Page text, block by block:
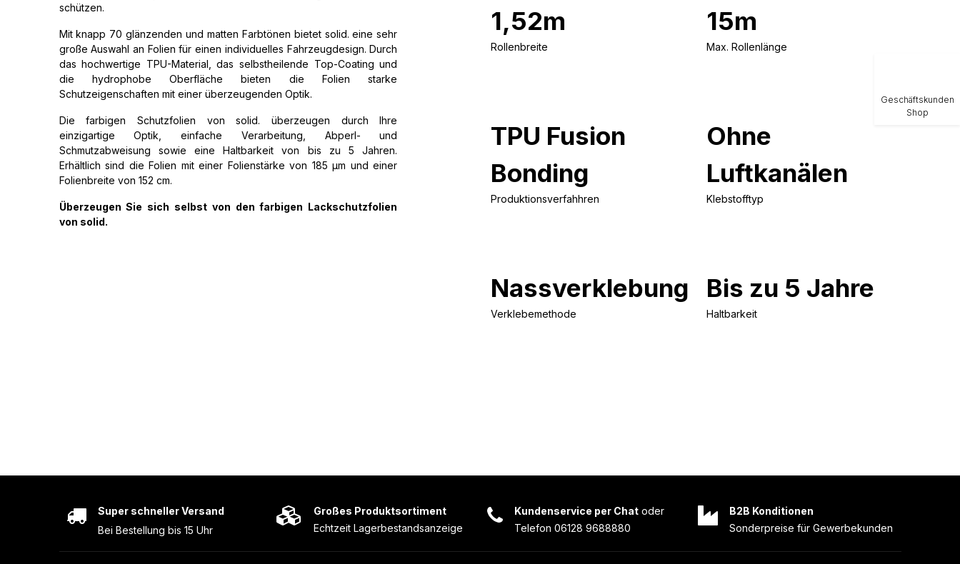
schützen.
Mit knapp 70 glänzenden und matten Farbtönen bietet solid. eine sehr
große Auswahl an Folien für einen individuelles Fahrzeugdesign. Durch
das hochwertige TPU-Material, das selbstheilende Top-Coating und
die hydrophobe Oberfläche bieten die Folien starke
Schutzeigenschaften mit einer überzeugenden Optik.
Die farbigen Schutzfolien von solid. überzeugen durch Ihre
einzigartige Optik, einfache Verarbeitung, Abperl- und
Schmutzabweisung sowie eine Haltbarkeit von bis zu 5 Jahren.
Erhältlich sind die Folien mit einer Folienstärke von 185 µm und einer
Folienbreite von 152 cm.
Überzeugen Sie sich selbst von den farbigen Lackschutzfolien
von solid.
1,52m
Rollenbreite
15m
Max. Rollenlänge
TPU Fusion
Bonding
Produktionsverfahhren
Ohne
Luftkanälen
Klebstofftyp
Nassverklebung
Verklebemethode
Bis zu 5 Jahre
Haltbarkeit
Großes Produktsortiment
Echtzeit Lagerbestandsanzeige
Kundenservice per Chat oder
Telefon 06128 9688880
Super schneller Versand
Bei Bestellung bis 15 Uhr
B2B Konditionen
Sonderpreise für Gewerbekunden
Geschäftskunden
Shop